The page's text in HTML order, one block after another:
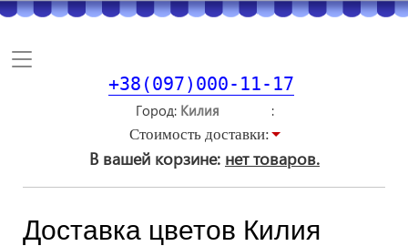
Toggle
+38(097)000-11-17
Город
Стоимость доставки:
В вашей корзине: нет товаров.
Доставка цветов Килия